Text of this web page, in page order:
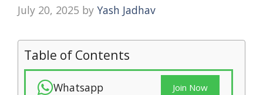
July 20, 2025 by Yash Jadhav
Table of Contents
Whatsapp Join Now